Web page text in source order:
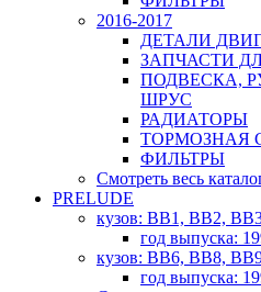
2016-2017
ДЕТАЛИ
ЗАПЧАСТИ
ПОДВЕСКА,
ШРУС
РАДИАТОРЫ
ТОРМОЗНАЯ
ФИЛЬТРЫ
Смотреть весь
PRELUDE
кузов: BB1, BB2,
год выпуска:
кузов: BB6, BB8,
год выпуска: